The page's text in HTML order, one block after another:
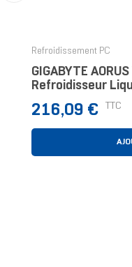
Refroidissement PC
GIGABYTE
Refroidisseur
3x Ventilateurs
En
Prix
216,09 € TTC